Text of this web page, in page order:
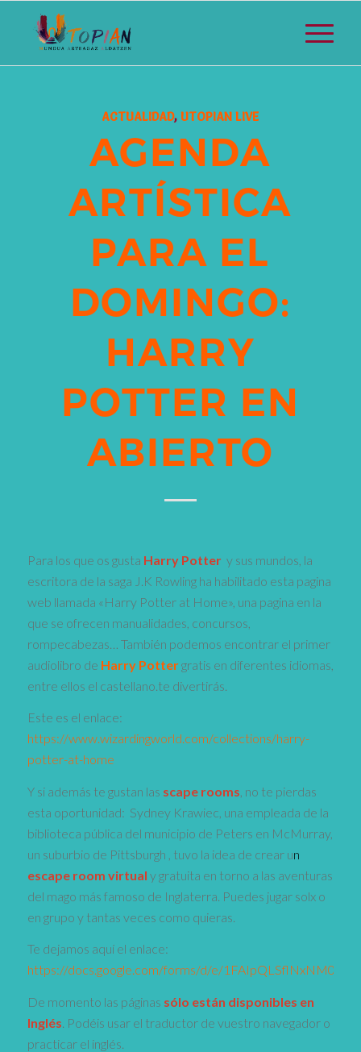
ACTUALIDAD,UTOPIAN LIVE
AGENDA
ARTÍSTICA
PARA EL
DOMINGO:
HARRY
POTTER EN
ABIERTO
Para los que os gusta Harry Potter y sus mundos, la
escritora de la saga J.K Rowling ha habilitado esta pagina
web llamada «Harry Potter at Home», una pagina en la
que se ofrecen manualidades, concursos,
rompecabezas… También podemos encontrar el primer
audiolibro de Harry Pottergratis en diferentes idiomas,
entre ellos el castellano.te divertirás.
Este es el enlace:
https://www.wizardingworld.com/collections/harry-
potter-at-home
Y si además te gustan las scape rooms , no te pierdas
esta oportunidad: Sydney Krawiec, una empleada de la
biblioteca pública del municipio de Peters en McMurray,
un suburbio de Pittsburgh , tuvo la idea de crear un
escape room virtual y gratuita en torno a las aventuras
del mago más famoso de Inglaterra. Puedes jugar solx o
en grupo y tantas veces como quieras.
Te dejamos aquí el enlace:
https://docs.google.com/forms/d/e/
De momento las páginas sólo están disponibles en
Inglés. Podéis usar el traductor de vuestro navegador o
practicar el inglés.